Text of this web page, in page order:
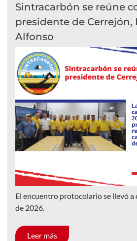
Sintracarbón se reúne
presidente de Cerrejón,
Alfonso
El encuentro protocolario se llevó a
de 2026.
Leer más